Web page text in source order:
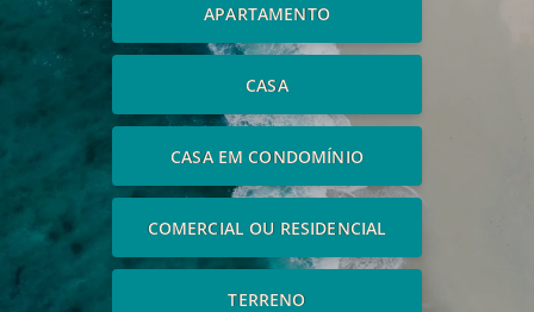
APARTAMENTO
CASA
CASA EM CONDOMÍNIO
COMERCIAL OU RESIDENCIAL
TERRENO